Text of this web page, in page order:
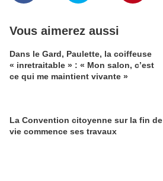
Vous aimerez aussi
Dans le Gard, Paulette, la coiffeuse
« inretraitable » : « Mon salon, c’est
ce qui me maintient vivante »
La Convention citoyenne sur la fin de
vie commence ses travaux